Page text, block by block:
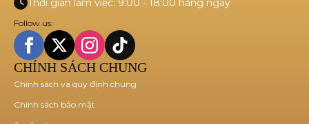
Thời gian làm việc: 9:00 - 18:00 hằng ngày
Follow us:
CHÍNH SÁCH CHUNG
Chính sách và quy định chung
Chính sách bảo mật